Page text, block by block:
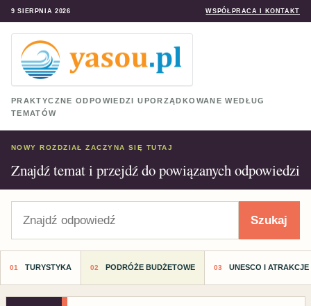
9 SIERPNIA 2026 WSPÓŁPRACA I KONTAKT
PRAKTYCZNE ODPOWIEDZI UPORZĄDKOWANE WEDŁUG
TEMATÓW
NOWY ROZDZIAŁ ZACZYNA SIĘ TUTAJ
Znajdź temat i przejdź do powiązanych odpowiedzi
Szukaj
TURYSTYKA PODRÓŻE BUDŻETOWE UNESCO I